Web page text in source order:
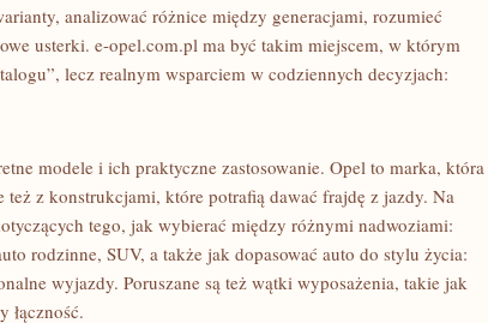
analizować różnice między generacjami, rozumieć
usterki. e-opel.com.pl ma być takim miejscem, w którym
lecz realnym wsparciem w codziennych decyzjach:
modele i ich praktyczne zastosowanie. Opel to marka, która
z konstrukcjami, które potrafią dawać frajdę z jazdy. Na
tego, jak wybierać między różnymi nadwoziami:
rodzinne, SUV, a także jak dopasować auto do stylu życia:
wyjazdy. Poruszane są też wątki wyposażenia, takie jak
łączność.